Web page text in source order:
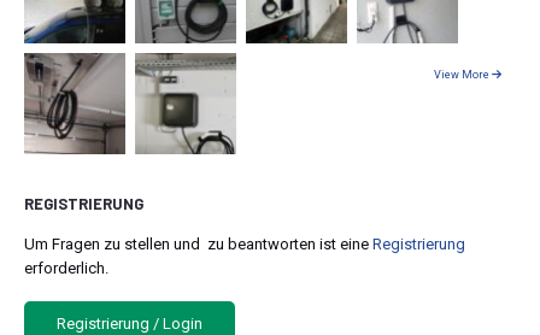
View More
REGISTRIERUNG
Um Fragen zu stellen und zu beantworten ist eine Registrierung
erforderlich.
Registrierung / Login